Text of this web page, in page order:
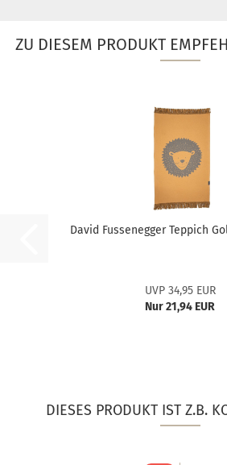
ZU DIESEM PRODUKT
David Fussenegger Teppich
UVP 34,95 EUR
Nur 21,94 EUR
DIESES PRODUKT IST Z.B.